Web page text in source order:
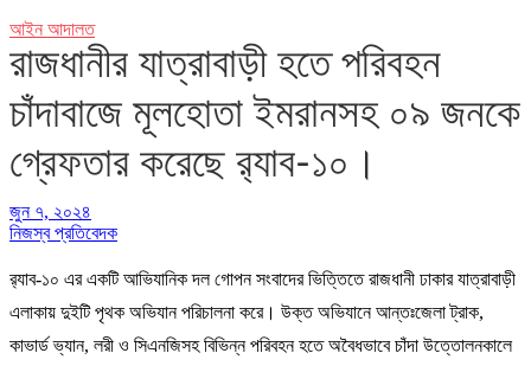
আইন আদালত
রাজধানীর যাত্রাবাড়ী হতে পরিবহন
চাঁদাবাজে মূলহোতা ইমরানসহ ০৯ জনকে
গ্রেফতার করেছে র‌্যাব-১০।
জুন ৭, ২০২৪
নিজস্ব প্রতিবেদক
র‌্যাব-১০ এর একটি আভিযানিক দল গোপন সংবাদের ভিত্তিতে রাজধানী ঢাকার যাত্রাবাড়ী
এলাকায় দুইটি পৃথক অভিযান পরিচালনা করে। উক্ত অভিযানে আন্তঃজেলা ট্রাক,
কাভার্ড ভ্যান, লরী ও সিএনজিসহ বিভিন্ন পরিবহন হতে অবৈধভাবে চাঁদা উত্তোলনকালে